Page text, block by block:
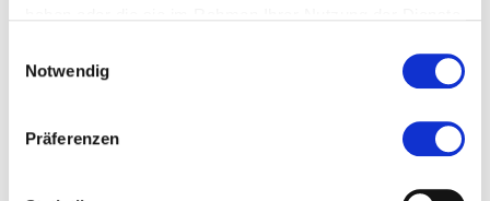
Notwendig
Präferenzen
Kontakt